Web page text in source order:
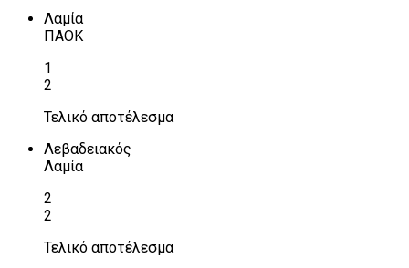
Λαμία
ΠΑΟΚ
1
2
Τελικό αποτέλεσμα
Λεβαδειακός
Λαμία
2
2
Τελικό αποτέλεσμα